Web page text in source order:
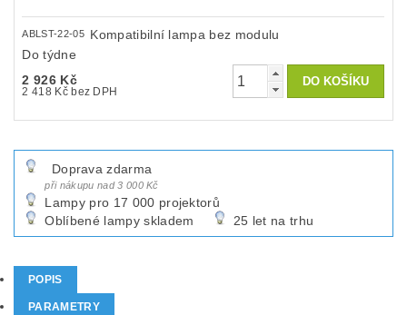
ABLST-22-05 Kompatibilní lampa bez modulu
Do týdne
2 926 Kč
2 418 Kč bez DPH
Doprava zdarma
při nákupu nad 3 000 Kč
Lampy pro 17 000 projektorů
Oblíbené lampy skladem
25 let na trhu
POPIS
PARAMETRY